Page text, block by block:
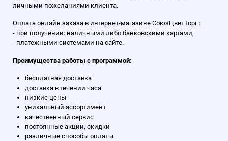
личными пожеланиями клиента.
Оплата онлайн заказа в интернет-магазине СоюзЦветТорг :
- при получении: наличными либо банковскими картами;
- платежными системами на сайте.
Преимущества работы с программой:
бесплатная доставка
доставка в течении часа
низкие цены
уникальный ассортимент
качественный сервис
постоянные акции, скидки
различные способы оплаты